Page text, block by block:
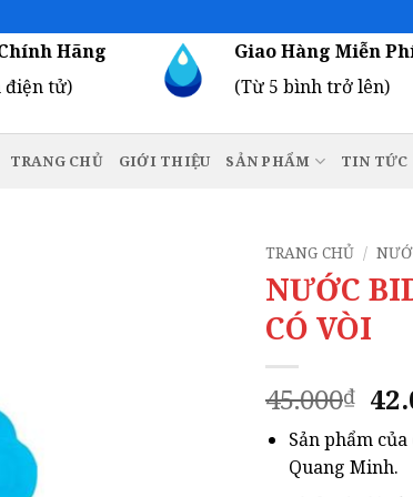
Hãng
điện tử)
Giao Hàng Miễn
(Từ 5 bình trở lên)
TRANG CHỦ GIỚI THIỆU SẢN PHẨM TIN TỨC
TRANG CHỦ /
NƯỚC
CÓ VÒI
45.000₫
gốc
là:
Sản phẩm
Quang Minh.